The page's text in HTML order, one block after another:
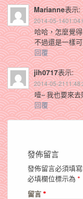
Marianne表示:
2014-05-
哈哈，怎麼覺
不過還是一樣
回覆
jih0717表示:
2014-05-
噎~ 我也要來
回覆
發佈留言
發佈留言必須填
必填欄位標示為 *
留言 *